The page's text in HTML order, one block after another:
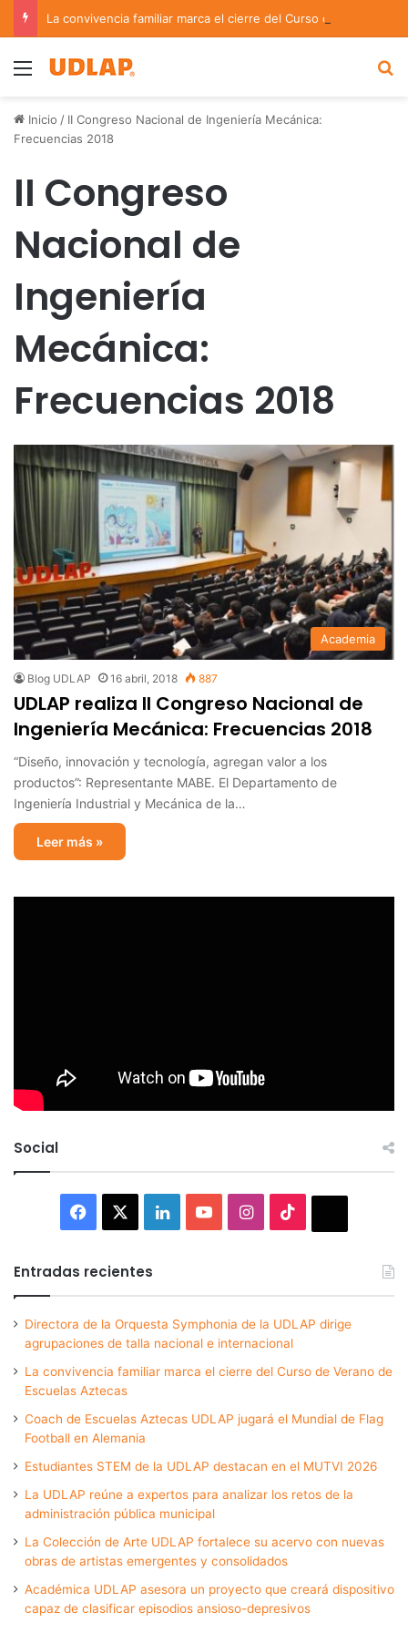
Menu
Inicio / II Congreso Nacional de Ingeniería Mecánica:
Frecuencias 2018
II Congreso
Nacional de
Ingeniería
Mecánica:
Frecuencias 2018
Academia
Blog UDLAP 16 abril, 2018 887
UDLAP realiza II Congreso Nacional de
Ingeniería Mecánica: Frecuencias 2018
“Diseño, innovación y tecnología, agregan valor a los
productos”: Representante MABE. El Departamento de
Ingeniería Industrial y Mecánica de la…
Leer más »
Social
Facebook LinkedInYouTubeInstagram
Entradas recientes
Directora de la Orquesta Symphonia de la UDLAP dirige
agrupaciones de talla nacional e internacional
La convivencia familiar marca el cierre del Curso de Verano de
Escuelas Aztecas
Coach de Escuelas Aztecas UDLAP jugará el Mundial de Flag
Football en Alemania
Estudiantes STEM de la UDLAP destacan en el MUTVI 2026
La UDLAP reúne a expertos para analizar los retos de la
administración pública municipal
La Colección de Arte UDLAP fortalece su acervo con nuevas
obras de artistas emergentes y consolidados
Académica UDLAP asesora un proyecto que creará dispositivo
capaz de clasificar episodios ansioso-depresivos